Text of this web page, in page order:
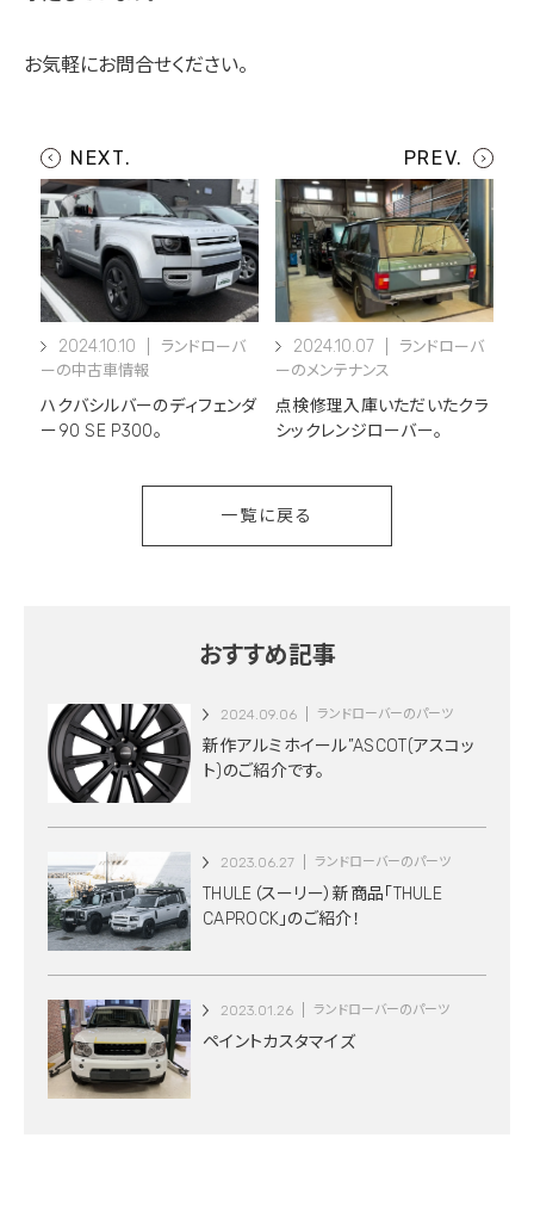
お気軽にお問合せください。
2024.10.10
ランドローバ
ーの中古車情報
ハクバシルバーのディフェンダ
ー90 SE P300。
2024.10.07
ランドローバ
ーのメンテナンス
点検修理入庫いただいたクラ
シックレンジローバー。
一覧に戻る
おすすめ記事
2024.09.06 ランドローバーのパーツ
新作アルミホイール”ASCOT(アスコッ
ト)のご紹介です。
2023.06.27 ランドローバーのパーツ
THULE（スーリー）新商品「THULE
CAPROCK」のご紹介！
2023.01.26 ランドローバーのパーツ
ペイントカスタマイズ